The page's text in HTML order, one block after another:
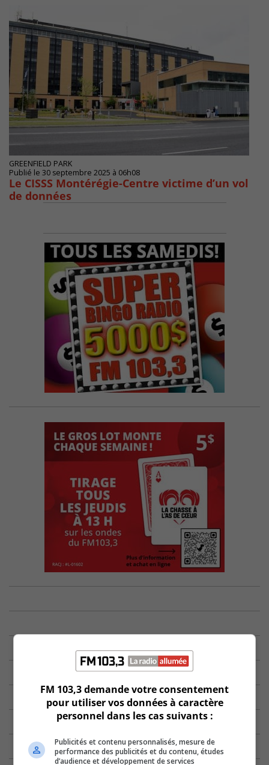
GREENFIELD PARK
Publié le 30 septembre 2025 à 06h08
Le CISSS Montérégie-Centre victime d’un vol
de données
FM 103,3 demande votre consentement
pour utiliser vos données à caractère
personnel dans les cas suivants :
Publicités et contenu personnalisés, mesure de
performance des publicités et du contenu, études
d’audience et développement de services